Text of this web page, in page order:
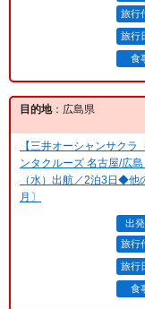
旅行
旅行
食
目的地：広島県
【三井オーシャンサク
ンタクルーズ 名古屋/広
（水）出航／2泊3日◆
月〕
出
旅行
旅行
食